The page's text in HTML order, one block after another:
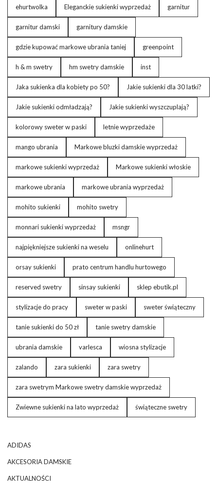
ehurtwolka Eleganckie sukienki wyprzedaż garnitur
garnitur damski garnitury damskie
gdzie kupować markowe ubrania taniej greenpoint
h & m swetry hm swetry damskie inst
Jaka sukienka dla kobiety po 50? Jakie sukienki dla 30 latki?
Jakie sukienki odmładzają? Jakie sukienki wyszczuplają?
kolorowy sweter w paski letnie wyprzedaże
mango ubrania Markowe bluzki damskie wyprzedaż
markowe sukienki wyprzedaż Markowe sukienki włoskie
markowe ubrania markowe ubrania wyprzedaż
mohito sukienki mohito swetry
monnari sukienki wyprzedaż msngr
najpiękniejsze sukienki na weselu onlinehurt
orsay sukienki prato centrum handlu hurtowego
reserved swetry sinsay sukienki sklep ebutik.pl
stylizacje do pracy sweter w paski sweter świąteczny
tanie sukienki do 50 zł tanie swetry damskie
ubrania damskie varlesca wiosna stylizacje
zalando zara sukienki zara swetry
zara swetrym Markowe swetry damskie wyprzedaż
Zwiewne sukienki na lato wyprzedaż świąteczne swetry
ADIDAS
AKCESORIA DAMSKIE
AKTUALNOŚCI